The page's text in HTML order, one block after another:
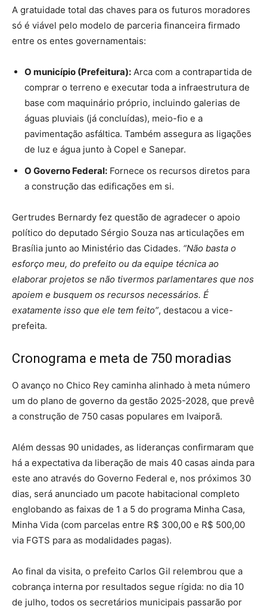
A gratuidade total das chaves para os futuros moradores
só é viável pelo modelo de parceria financeira firmado
entre os entes governamentais:
O município (Prefeitura): Arca com a contrapartida de
comprar o terreno e executar toda a infraestrutura de
base com maquinário próprio, incluindo galerias de
águas pluviais (já concluídas), meio-fio e a
pavimentação asfáltica. Também assegura as ligações
de luz e água junto à Copel e Sanepar.
O Governo Federal: Fornece os recursos diretos para
a construção das edificações em si.
Gertrudes Bernardy fez questão de agradecer o apoio
político do deputado Sérgio Souza nas articulações em
Brasília junto ao Ministério das Cidades. “Não basta o
esforço meu, do prefeito ou da equipe técnica ao
elaborar projetos se não tivermos parlamentares que nos
apoiem e busquem os recursos necessários. É
exatamente isso que ele tem feito”, destacou a vice-
prefeita.
Cronograma e meta de 750 moradias
O avanço no Chico Rey caminha alinhado à meta número
um do plano de governo da gestão 2025-2028, que prevê
a construção de 750 casas populares em Ivaiporã.
Além dessas 90 unidades, as lideranças confirmaram que
há a expectativa da liberação de mais 40 casas ainda para
este ano através do Governo Federal e, nos próximos 30
dias, será anunciado um pacote habitacional completo
englobando as faixas de 1 a 5 do programa Minha Casa,
Minha Vida (com parcelas entre R$ 300,00 e R$ 500,00
via FGTS para as modalidades pagas).
Ao final da visita, o prefeito Carlos Gil relembrou que a
cobrança interna por resultados segue rígida: no dia 10
de julho, todos os secretários municipais passarão por